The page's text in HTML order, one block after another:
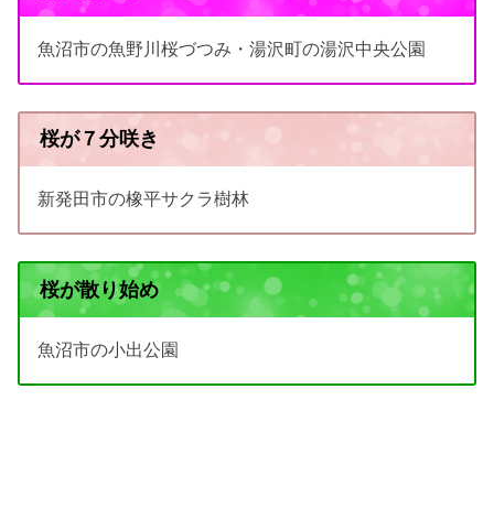
魚沼市の魚野川桜づつみ・湯沢町の湯沢中央公園
桜が７分咲き
新発田市の橡平サクラ樹林
桜が散り始め
魚沼市の小出公園